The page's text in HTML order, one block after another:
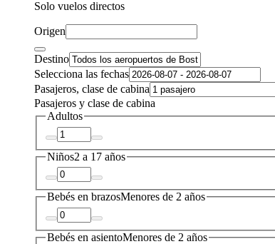
Solo vuelos directos
Origen
Destino
Selecciona las fechas
Pasajeros, clase de cabina
Pasajeros y clase de cabina
Adultos
Niños2 a 17 años
Bebés en brazosMenores de 2 años
Bebés en asientoMenores de 2 años